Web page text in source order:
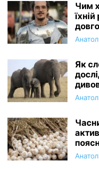
Чим
Як